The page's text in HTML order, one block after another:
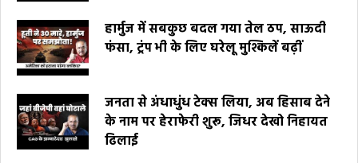
हार्मुज में सबकुछ बदल गया तेल ठप, साऊदी
फंसा, ट्रंप भी के लिए घरेलू मुश्किलें बढ़ीं
जनता से अंधाधुंध टेक्स लिया, अब हिसाब देने
के नाम पर हेराफेरी शुरू, जिधर देखो निहायत
ढिलाई